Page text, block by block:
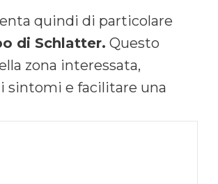
quindi di particolare
di Schlatter. Questo
zona interessata,
sintomi e facilitare una